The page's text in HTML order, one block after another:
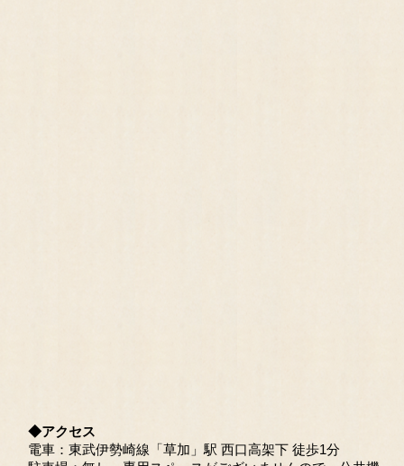
◆アクセス
電車：東武伊勢崎線「草加」駅 西口高架下 徒歩1分